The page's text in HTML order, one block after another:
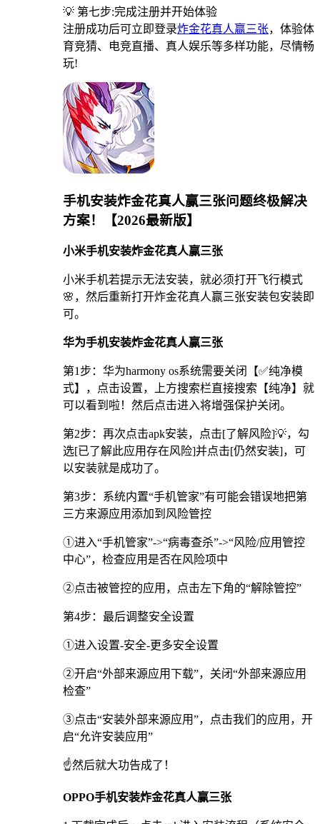
💡 第七步:完成注册并开始体验
注册成功后可立即登录炸金花真人赢三张，体验体
育竞猜、电竞直播、真人娱乐等多样功能，尽情畅
玩!
手机安装炸金花真人赢三张问题终极解决
方案！【2026最新版】
小米手机安装炸金花真人赢三张
小米手机若提示无法安装，就必须打开飞行模式
🌸，然后重新打开炸金花真人赢三张安装包安装即
可。
华为手机安装炸金花真人赢三张
第1步：华为harmony os系统需要关闭【✅纯净模
式】，点击设置，上方搜索栏直接搜索【纯净】就
可以看到啦！然后点击进入将增强保护关闭。
第2步：再次点击apk安装，点击[了解风险]💡，勾
选[已了解此应用存在风险]并点击[仍然安装]，可
以安装就是成功了。
第3步：系统内置“手机管家”有可能会错误地把第
三方来源应用添加到风险管控
①进入“手机管家”->“病毒查杀”->“风险/应用管控
中心”，检查应用是否在风险项中
②点击被管控的应用，点击左下角的“解除管控”
第4步：最后调整安全设置
①进入设置-安全-更多安全设置
②开启“外部来源应用下载”，关闭“外部来源应用
检查”
③点击“安装外部来源应用”，点击我们的应用，开
启“允许安装应用”
☝️然后就大功告成了！
OPPO手机安装炸金花真人赢三张